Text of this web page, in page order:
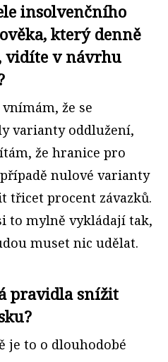
insolvenčního
který denně
vidíte v návrhu
že se
varianty oddlužení,
že hranice pro
nulové varianty
třicet procent závazků.
to mylně vykládají tak,
muset nic udělat.
pravidla snížit
je to o dlouhodobé